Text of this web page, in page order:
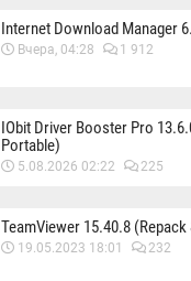
Internet Download Manager
Вчера, 04:28 1 912
IObit Driver Booster Pro
Portable)
5.08.2026 02:22 225
TeamViewer 15.40.8 (Repack
19.05.2023 18:01 232